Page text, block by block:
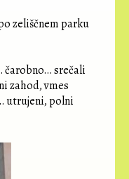
zeliščnem parku
čarobno… srečali
zahod, vmes
utrujeni, polni